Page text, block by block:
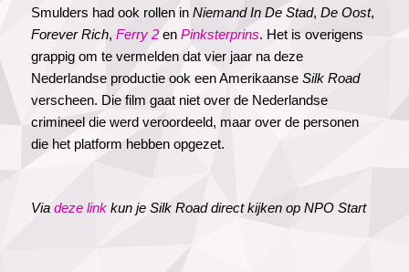
Smulders had ook rollen in Niemand In De Stad, De Oost,
Forever Rich, Ferry 2en Pinksterprins. Het is overigens
grappig om te vermelden dat vier jaar na deze
Nederlandse productie ook een Amerikaanse Silk Road
verscheen. Die film gaat niet over de Nederlandse
crimineel die werd veroordeeld, maar over de personen
die het platform hebben opgezet.
Via deze linkkun je Silk Road direct kijken op NPO Start